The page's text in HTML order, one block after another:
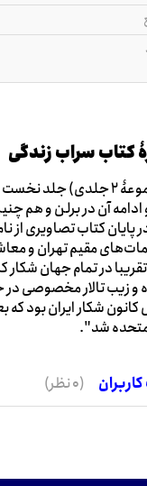
کتاب سراب زندگی
(از مجموعۀ 2 جلدی)
ادامه آن در برلن و هم
پایان کتاب تصاویری از
مقیم تهران و
در تمام جهان
زیب تالار مخصوصی در
متحده شد".
(0 نظر)